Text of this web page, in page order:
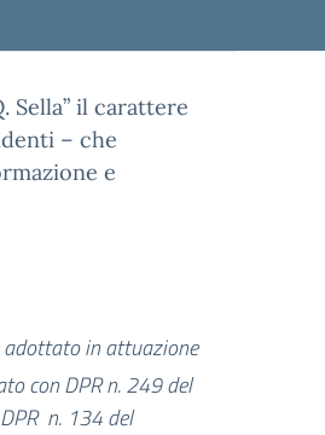
Sella” il carattere
– che
e
adottato in attuazione
con DPR n. 249 del
n. 134 del